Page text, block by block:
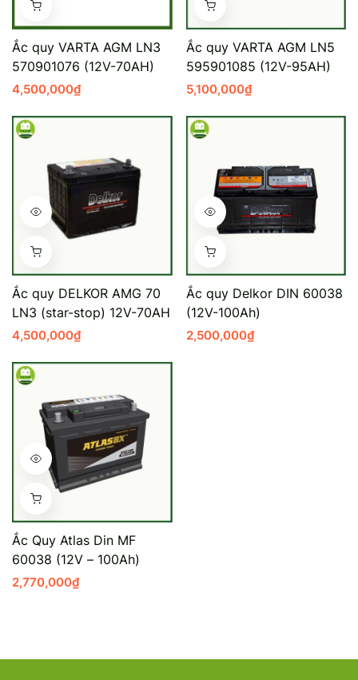
Vinfast
Long
Ắc quy VARTA AGM LN3
570901076 (12V-70AH)
4,500,000₫
Ắc quy VARTA AGM LN5
595901085 (12V-95AH)
5,100,000₫
Ắc quy DELKOR AMG 70
LN3 (star-stop) 12V-70AH
4,500,000₫
Ắc quy Delkor DIN 60038
(12V-100Ah)
2,500,000₫
Ắc Quy Atlas Din MF
60038 (12V – 100Ah)
2,770,000₫